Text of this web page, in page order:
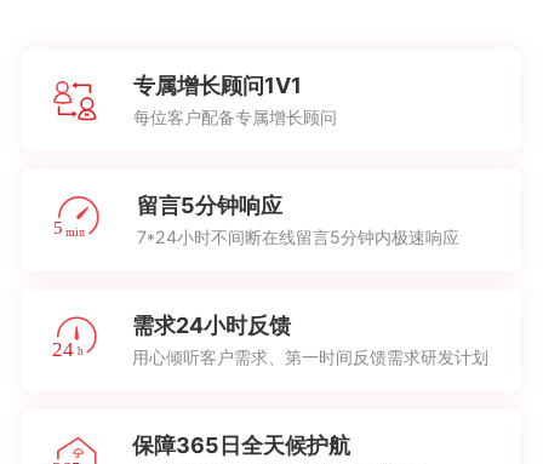
专属增长顾问1V1
每位客户配备专属增长顾问
留言5分钟响应
7*24小时不间断在线留言5分钟内极速响应
需求24小时反馈
用心倾听客户需求、第一时间反馈需求研发计划
保障365日全天候护航